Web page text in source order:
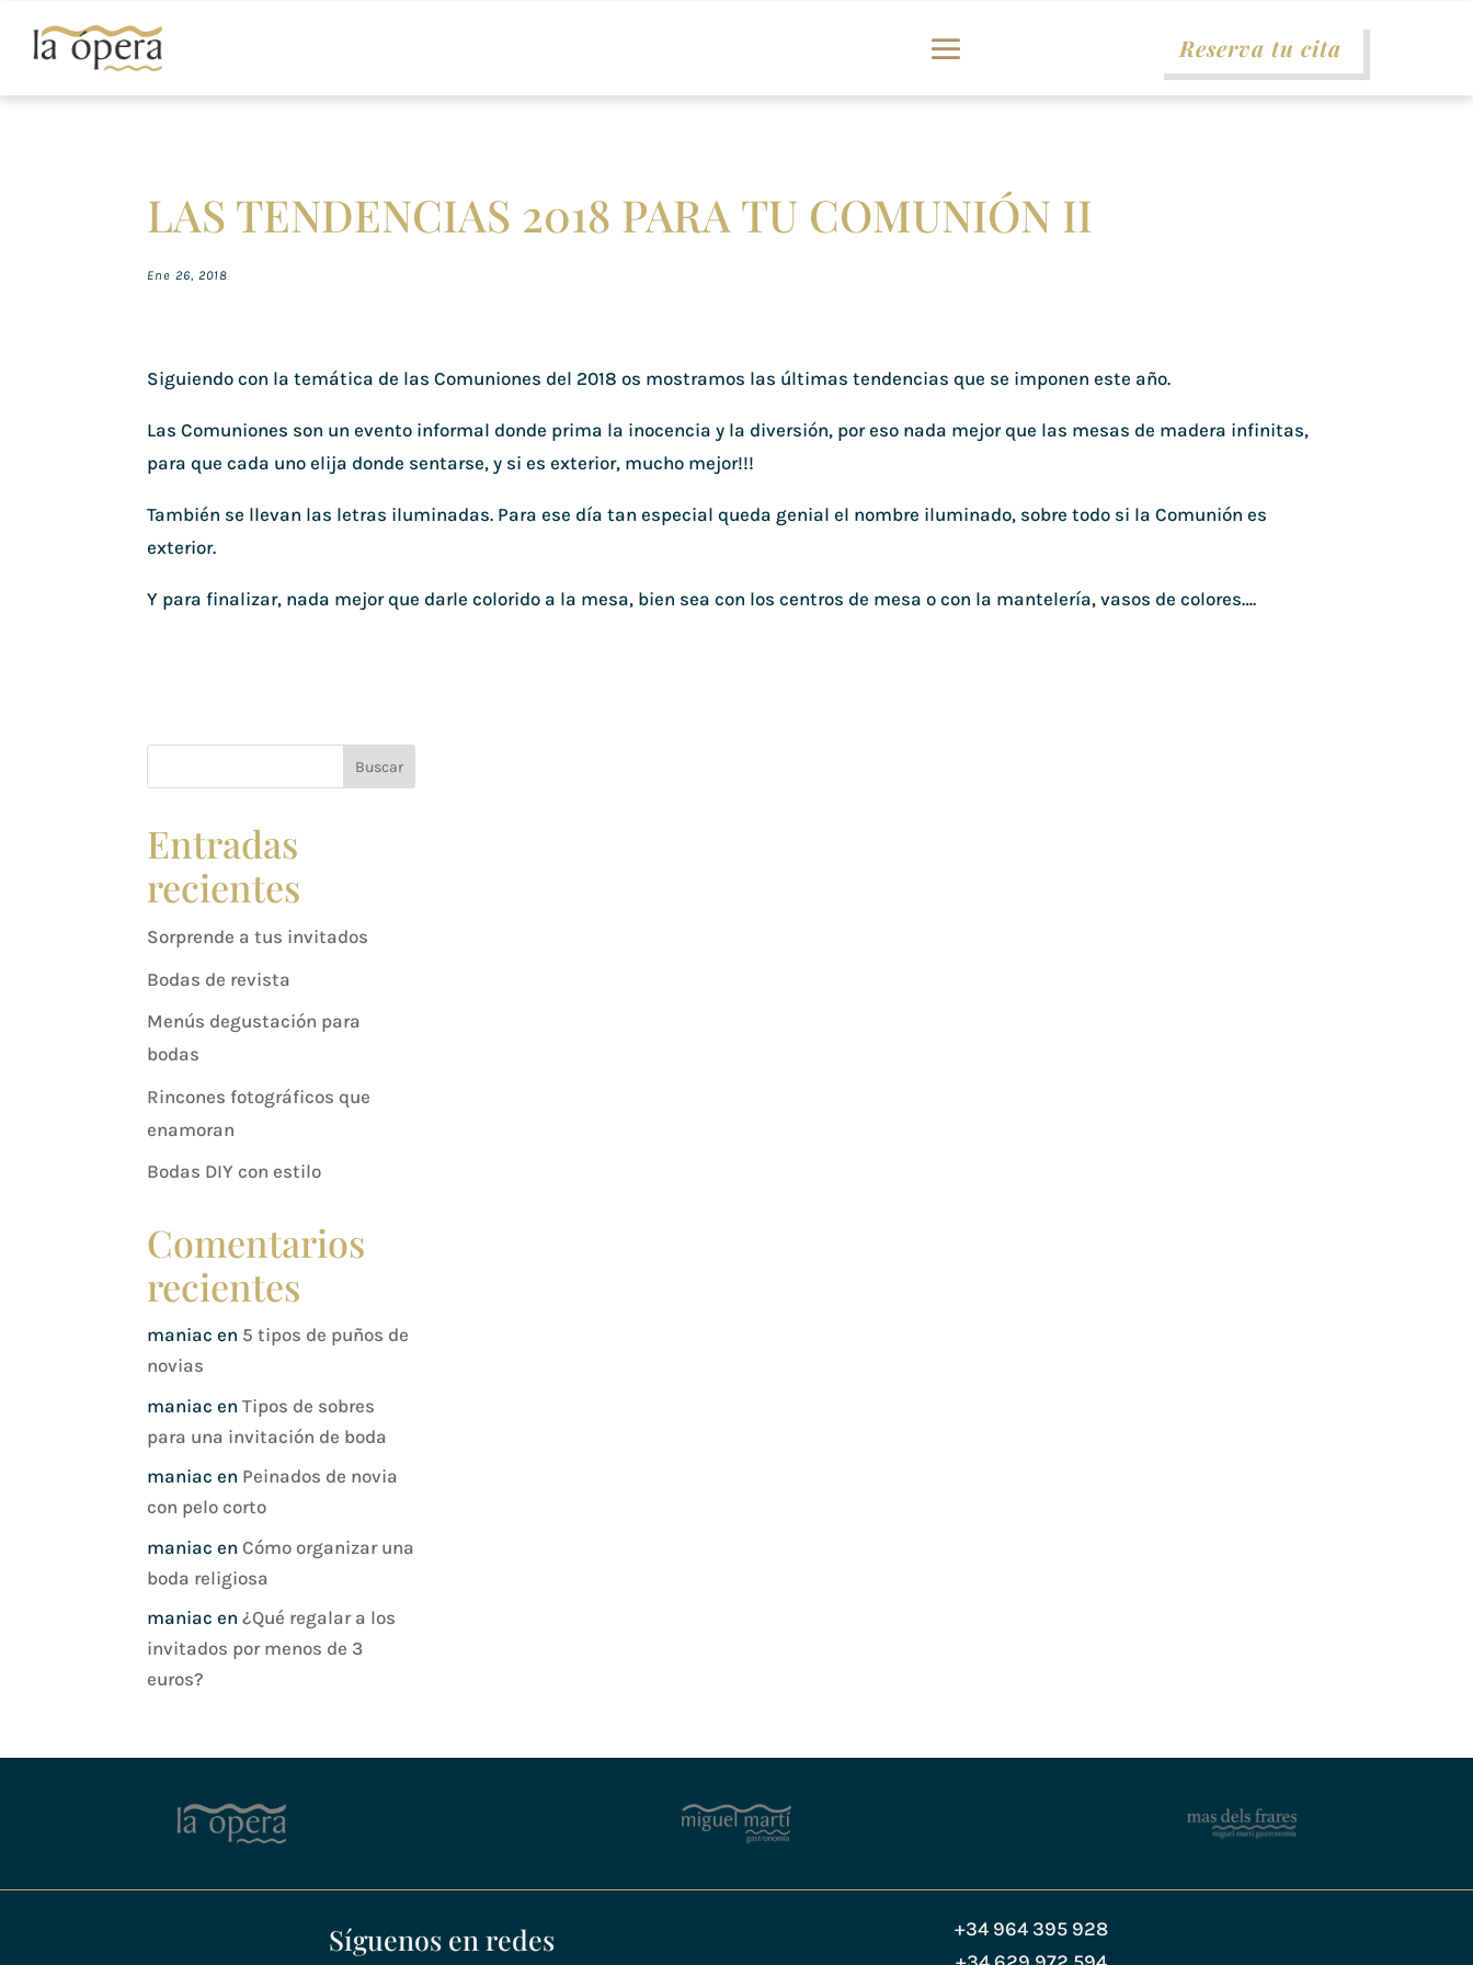
Reserva tu cita
LAS TENDENCIAS 2018 PARA TU COMUNIÓN II
Ene 26, 2018
Siguiendo con la temática de las Comuniones del 2018 os mostramos las últimas tendencias que se imponen este año.
Las Comuniones son un evento informal donde prima la inocencia y la diversión, por eso nada mejor que las mesas de madera infinitas,
para que cada uno elija donde sentarse, y si es exterior, mucho mejor!!!
También se llevan las letras iluminadas. Para ese día tan especial queda genial el nombre iluminado, sobre todo si la Comunión es
exterior.
Y para finalizar, nada mejor que darle colorido a la mesa, bien sea con los centros de mesa o con la mantelería, vasos de colores….
Buscar
Entradas
recientes
Sorprende a tus invitados
Bodas de revista
Menús degustación para
bodas
Rincones fotográficos que
enamoran
Bodas DIY con estilo
Comentarios
recientes
maniac en 5 tipos de puños de
novias
maniac enTipos de sobres
para una invitación de boda
maniac en Peinados de novia
con pelo corto
maniac en Cómo organizar una
boda religiosa
maniac en¿Qué regalar a los
invitados por menos de 3
euros?
Síguenos en redes
+34 964 395 928